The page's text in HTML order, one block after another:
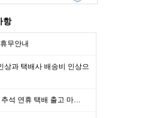
항
무안내
상과 택배사 배송비 인상으
석 연휴 택배 출고 마…